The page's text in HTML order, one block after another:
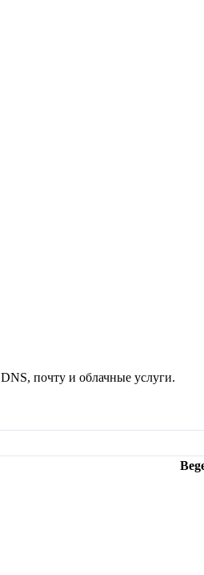
почту и облачные услуги.